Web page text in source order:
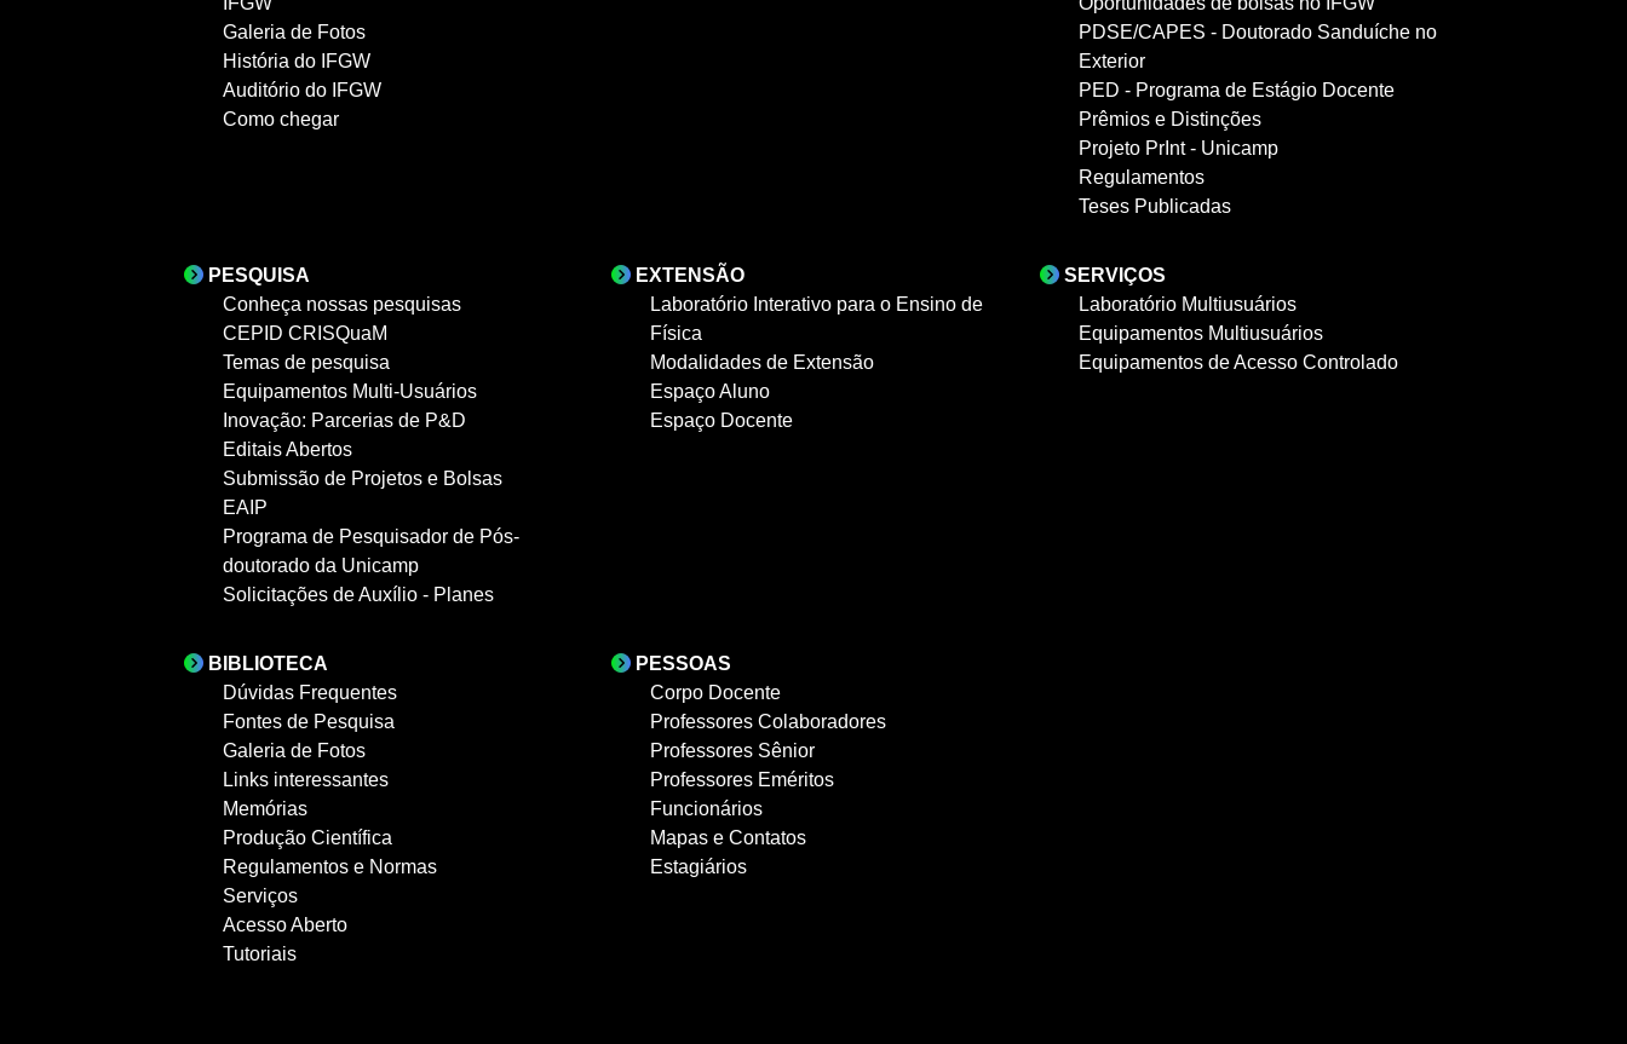
Galeria de Fotos
História do IFGW
Auditório do IFGW
Como chegar
PDSE/CAPES - Doutorado Sanduíche no
Exterior
PED - Programa de Estágio Docente
Prêmios e Distinções
Projeto PrInt - Unicamp
Regulamentos
Teses Publicadas
PESQUISA
Conheça nossas pesquisas
CEPID CRISQuaM
Temas de pesquisa
Equipamentos Multi-Usuários
Inovação: Parcerias de P&D
Editais Abertos
Submissão de Projetos e Bolsas
EAIP
Programa de Pesquisador de Pós-
doutorado da Unicamp
Solicitações de Auxílio - Planes
EXTENSÃO
Laboratório Interativo para o Ensino de
Física
Modalidades de Extensão
Espaço Aluno
Espaço Docente
SERVIÇOS
Laboratório Multiusuários
Equipamentos Multiusuários
Equipamentos de Acesso Controlado
BIBLIOTECA
Dúvidas Frequentes
Fontes de Pesquisa
Galeria de Fotos
Links interessantes
Memórias
Produção Científica
Regulamentos e Normas
Serviços
Acesso Aberto
Tutoriais
PESSOAS
Corpo Docente
Professores Colaboradores
Professores Sênior
Professores Eméritos
Funcionários
Mapas e Contatos
Estagiários